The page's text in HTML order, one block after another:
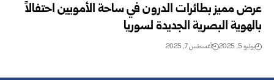
عرض مميز بطائرات الدرون في ساحة الأمويين احتفالاً
بالهوية البصرية الجديدة لسوريا
يوليو 5, 2025 أغسطس 7, 2025